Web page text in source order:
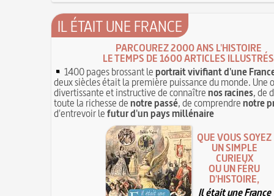
IL ÉTAIT UNE FRANCE
PARCOUREZ 2000 ANS L'HISTOIRE
LE TEMPS DE 1600 ARTICLES ILLUSTRÉS
1400 pages brossant leportrait vivifiant d'une
deux siècles était la première puissance du monde. Une
divertissante et instructive de connaîtrenos racines, de
toute la richesse denotre passé, de comprendrenotre
d'entrevoir lefutur d'un pays millénaire
QUE VOUS SOYEZ
UN SIMPLE
CURIEUX
OU UN FÉRU
D'HISTOIRE,
Il était une France